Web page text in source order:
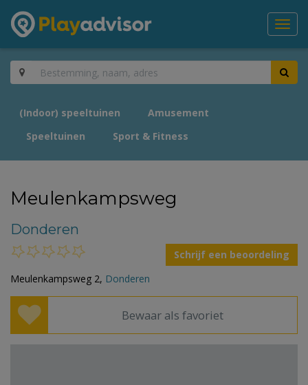
(Indoor) speeltuinen
Amusement
Speeltuinen
Sport & Fitness
Meulenkampsweg
Donderen
Schrijf een beoordeling
Meulenkampsweg 2, Donderen
Bewaar als favoriet